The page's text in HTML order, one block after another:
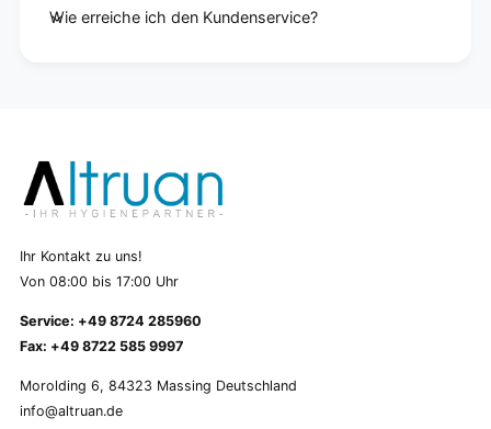
Wie erreiche ich den Kundenservice?
Ihr Kontakt zu uns!
Von 08:00 bis 17:00 Uhr
Service: +49 8724 285960
Fax: +49 8722 585 9997
Morolding 6, 84323 Massing Deutschland
info@altruan.de